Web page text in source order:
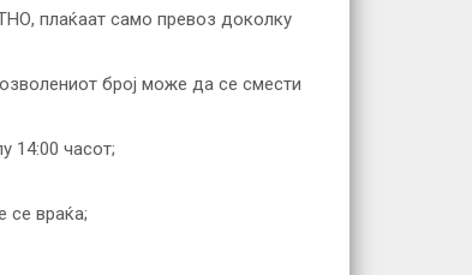
плаќаат само превоз доколку
број може да се смести
14:00 часот;
се враќа;